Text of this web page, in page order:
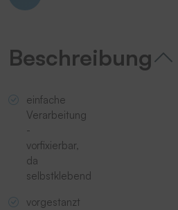
Beschreibung
einfache
Verarbeitung
-
vorfixierbar,
da
selbstklebend
vorgestanzt